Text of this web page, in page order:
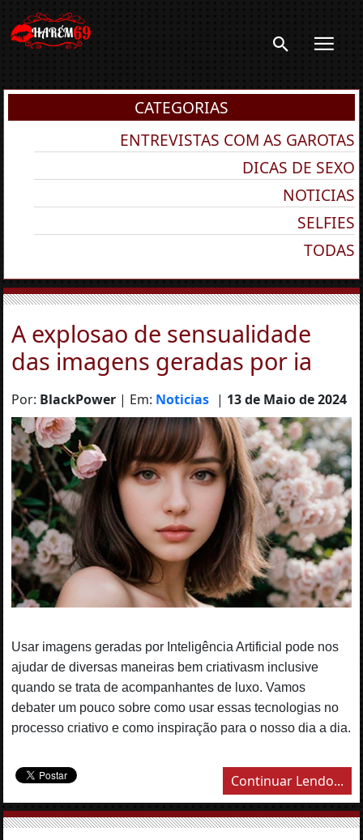
CATEGORIAS
ENTREVISTAS COM AS GAROTAS
DICAS DE SEXO
NOTICIAS
SELFIES
TODAS
A explosao de sensualidade
das imagens geradas por ia
Por: BlackPower | Em: Noticias | 13 de Maio de 2024
Usar imagens geradas por Inteligência Artificial pode nos
ajudar de diversas maneiras bem criativasm inclusive
quando se trata de acompanhantes de luxo. Vamos
debater um pouco sobre como usar essas tecnologias no
processo criativo e como inspiração para o nosso dia a dia.
Continuar Lendo...